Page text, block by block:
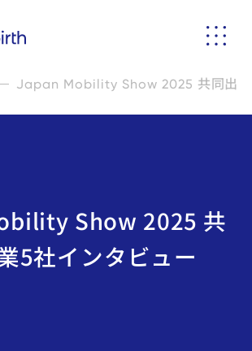
Japan Mobility Show 2025 共同出
Show 2025 共
5社インタビュー